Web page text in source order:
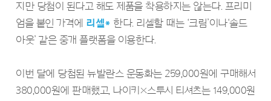
지만 당첨이 된다고 해도 제품을 착용하지는 않는다. 프리미
엄을 붙인 가격에 리셀* 한다. 리셀할 때는 ‘크림’이나‘솔드
아웃’ 같은 중개 플랫폼을 이용한다.
이번 달에 당첨된 뉴발란스 운동화는 259,000원에 구매해서
380,000원에 판매했고, 나이키×스투시 티셔츠는 149,000원